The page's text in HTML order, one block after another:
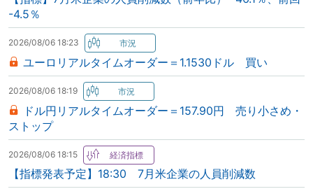
-4.5％
2026/08/06 18:23
ユーロリアルタイムオーダー＝1.1530ドル 買い
2026/08/06 18:19
ドル円リアルタイムオーダー＝157.90円 売り小さめ・
ストップ
2026/08/06 18:15
【指標発表予定】18:30 7月米企業の人員削減数